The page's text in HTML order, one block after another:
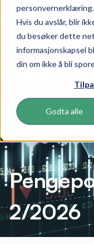
personvernerklæring.
Hvis du avslår, blir
du besøker dette
informasjonskapsel
din om ikke å bli
Godta alle
2/2026